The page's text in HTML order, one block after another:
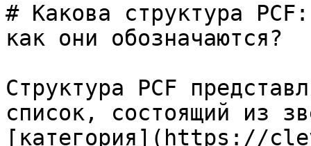
# Какова структура
как они обозначаются?
Структура PCF
список, состоящий из
[категория](https://